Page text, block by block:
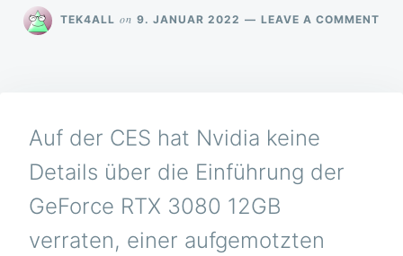
TEK4ALL on 9. JANUAR 2022 LEAVE A COMMENT
Auf der CES hat Nvidia keine
Details über die Einführung der
GeForce RTX 3080 12GB
verraten, einer aufgemotzten